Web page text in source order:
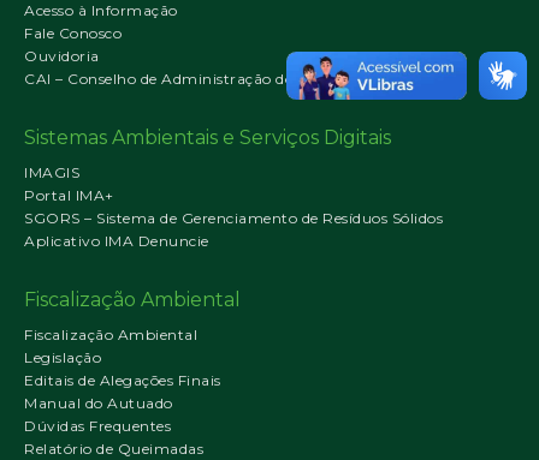
Acesso à Informação
Fale Conosco
Ouvidoria
CAI – Conselho de Administração do IMA
Sistemas Ambientais e Serviços Digitais
IMAGIS
Portal IMA+
SGORS – Sistema de Gerenciamento de Resíduos Sólidos
Aplicativo IMA Denuncie
Fiscalização Ambiental
Fiscalização Ambiental
Legislação
Editais de Alegações Finais
Manual do Autuado
Dúvidas Frequentes
Relatório de Queimadas